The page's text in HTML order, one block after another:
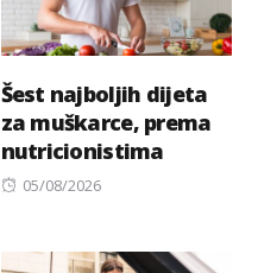
Šest najboljih dijeta
za muškarce, prema
nutricionistima
Posted
05/08/2026